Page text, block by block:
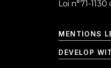
Loi n°71-
MENTIONS
DEVELOP